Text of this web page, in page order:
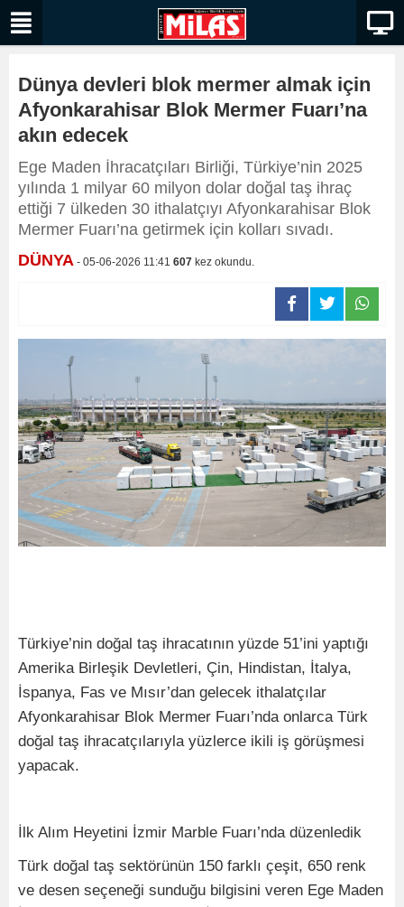
Dünya devleri blok mermer almak için
Afyonkarahisar Blok Mermer Fuarı’na
akın edecek
Ege Maden İhracatçıları Birliği, Türkiye’nin 2025
yılında 1 milyar 60 milyon dolar doğal taş ihraç
ettiği 7 ülkeden 30 ithalatçıyı Afyonkarahisar Blok
Mermer Fuarı’na getirmek için kolları sıvadı.
DÜNYA - 05-06-2026 11:41 607 kez okundu.
Türkiye’nin doğal taş ihracatının yüzde 51’ini yaptığı
Amerika Birleşik Devletleri, Çin, Hindistan, İtalya,
İspanya, Fas ve Mısır’dan gelecek ithalatçılar
Afyonkarahisar Blok Mermer Fuarı’nda onlarca Türk
doğal taş ihracatçılarıyla yüzlerce ikili iş görüşmesi
yapacak.
İlk Alım Heyetini İzmir Marble Fuarı’nda düzenledik
Türk doğal taş sektörünün 150 farklı çeşit, 650 renk
ve desen seçeneği sunduğu bilgisini veren Ege Maden